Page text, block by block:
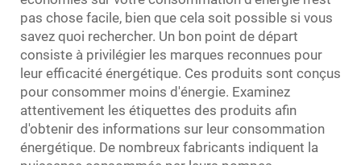
pas chose facile, bien que cela soit possible si vous
savez quoi rechercher. Un bon point de départ
consiste à privilégier les marques reconnues pour
leur efficacité énergétique. Ces produits sont conçus
pour consommer moins d'énergie. Examinez
attentivement les étiquettes des produits afin
d'obtenir des informations sur leur consommation
énergétique. De nombreux fabricants indiquent la